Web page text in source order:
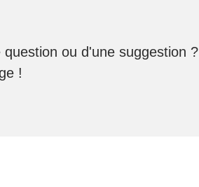
ou d'une suggestion ?
!